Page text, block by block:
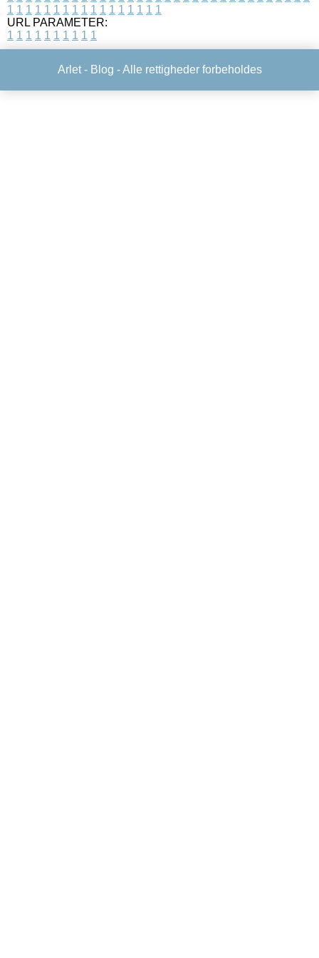
1 1 1 1 1 1 1 1 1 1 1 1 1 1 1 1 1
URL PARAMETER:
1 1 1 1 1 1 1 1 1 1
Arlet - Blog - Alle rettigheder forbeholdes